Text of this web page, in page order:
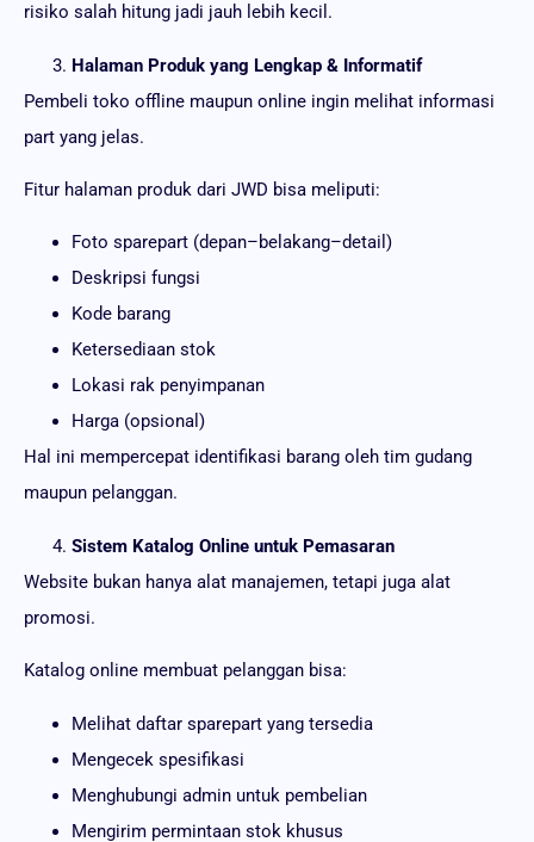
risiko salah hitung jadi jauh lebih kecil.
Halaman Produk yang Lengkap & Informatif
Pembeli toko offline maupun online ingin melihat informasi
part yang jelas.
Fitur halaman produk dari JWD bisa meliputi:
Foto sparepart (depan–belakang–detail)
Deskripsi fungsi
Kode barang
Ketersediaan stok
Lokasi rak penyimpanan
Harga (opsional)
Hal ini mempercepat identifikasi barang oleh tim gudang
maupun pelanggan.
Sistem Katalog Online untuk Pemasaran
Website bukan hanya alat manajemen, tetapi juga alat
promosi.
Katalog online membuat pelanggan bisa:
Melihat daftar sparepart yang tersedia
Mengecek spesifikasi
Menghubungi admin untuk pembelian
Mengirim permintaan stok khusus